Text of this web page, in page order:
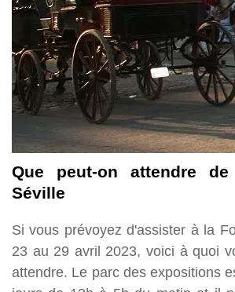
Que peut-on attendre
Séville
Si vous prévoyez d'assister à la
23 au 29 avril 2023, voici à quoi
attendre. Le parc des expositions